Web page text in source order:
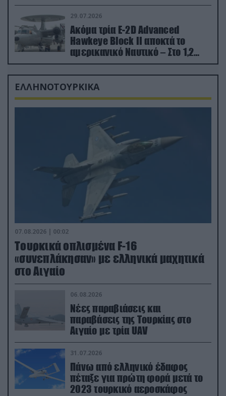
29.07.2026
Ακόμα τρία E-2D Advanced
Hawkeye Block II αποκτά το
αμερικανικό Ναυτικό – Στο 1,2
δισ.δολάρια το κόστος
ΕΛΛΗΝΟΤΟΥΡΚΙΚΑ
07.08.2026 | 00:02
Τουρκικά οπλισμένα F-16
«συνεπλάκησαν» με ελληνικά μαχητικά
στο Αιγαίο
06.08.2026
Νέες παραβιάσεις και
παραβάσεις της Τουρκίας στο
Αιγαίο με τρία UAV
31.07.2026
Πάνω από ελληνικό έδαφος
πέταξε για πρώτη φορά μετά το
2023 τουρκικό αεροσκάφος